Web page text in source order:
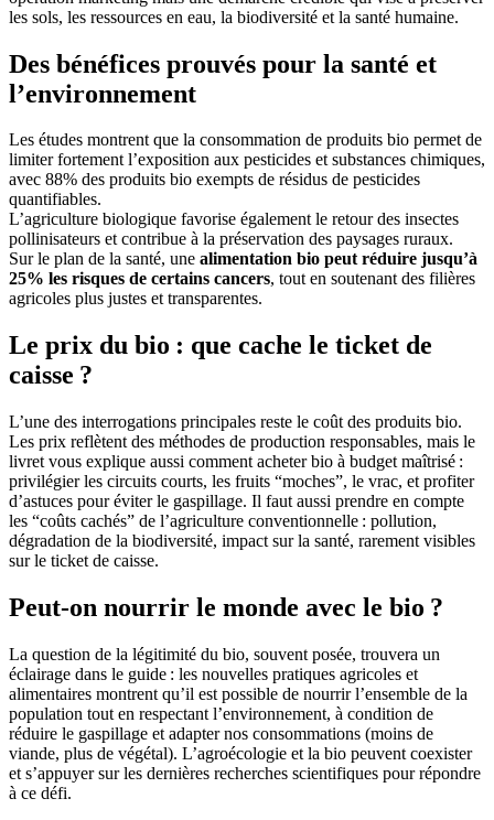
les sols, les ressources en eau, la biodiversité et la santé humaine.
Des bénéfices prouvés pour la santé et
l’environnement
Les études montrent que la consommation de produits bio permet de
limiter fortement l’exposition aux pesticides et substances chimiques,
avec 88% des produits bio exempts de résidus de pesticides
quantifiables.
L’agriculture biologique favorise également le retour des insectes
pollinisateurs et contribue à la préservation des paysages ruraux.
Sur le plan de la santé, une alimentation bio peut réduire jusqu’à
25% les risques de certains cancers, tout en soutenant des filières
agricoles plus justes et transparentes.
Le prix du bio : que cache le ticket de
caisse ?
L’une des interrogations principales reste le coût des produits bio.
Les prix reflètent des méthodes de production responsables, mais le
livret vous explique aussi comment acheter bio à budget maîtrisé :
privilégier les circuits courts, les fruits “moches”, le vrac, et profiter
d’astuces pour éviter le gaspillage. Il faut aussi prendre en compte
les “coûts cachés” de l’agriculture conventionnelle : pollution,
dégradation de la biodiversité, impact sur la santé, rarement visibles
sur le ticket de caisse.
Peut-on nourrir le monde avec le bio ?
La question de la légitimité du bio, souvent posée, trouvera un
éclairage dans le guide : les nouvelles pratiques agricoles et
alimentaires montrent qu’il est possible de nourrir l’ensemble de la
population tout en respectant l’environnement, à condition de
réduire le gaspillage et adapter nos consommations (moins de
viande, plus de végétal). L’agroécologie et la bio peuvent coexister
et s’appuyer sur les dernières recherches scientifiques pour répondre
à ce défi.